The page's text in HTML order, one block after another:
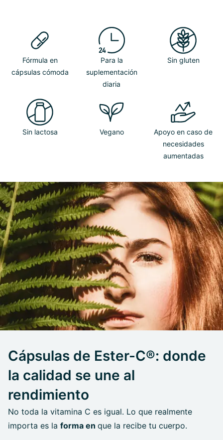
Fórmula en
cápsulas cómoda
Para la
suplementación
diaria
Sin gluten
Sin lactosa Vegano
Apoyo en caso de
necesidades
aumentadas
Cápsulas de Ester-C®: donde
la calidad se une al
rendimiento
No toda la vitamina C es igual. Lo que realmente
importa es la forma en que la recibe tu cuerpo.